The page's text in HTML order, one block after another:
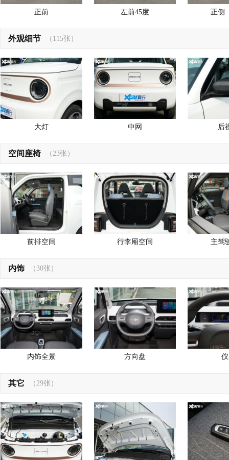
正前 左前45度 正侧
外观细节 （115张）
大灯 中网 后
空间座椅 （23张）
前排空间 行李厢空间 主驾
内饰 （30张）
内饰全景 方向盘
其它 （29张）